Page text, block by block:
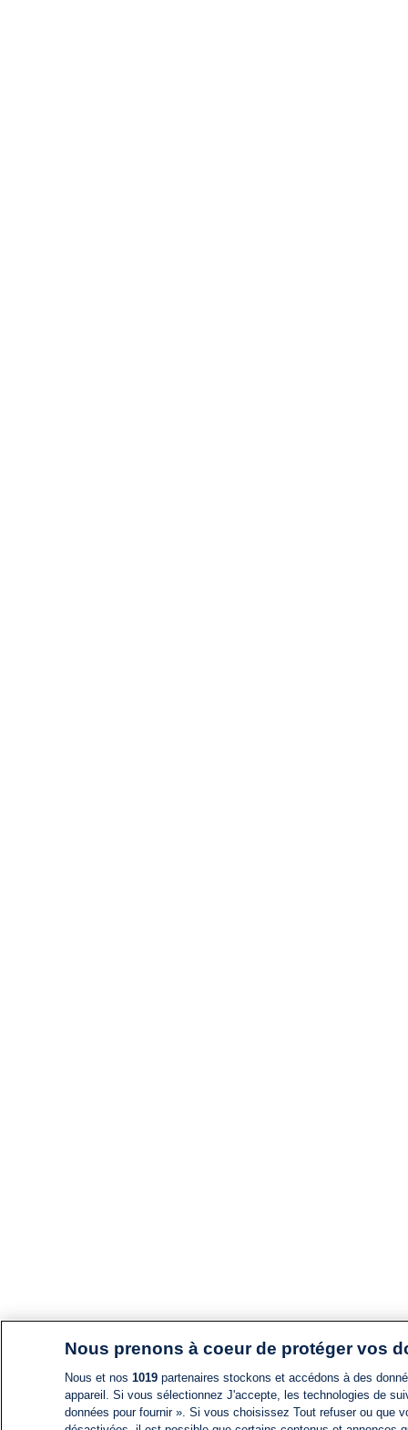
Nous prenons à coeur de protéger vos
Nous et nos 1019partenaires stockons et accédons à des
appareil. Si vous sélectionnez J'accepte, les technologies de
données pour fournir ». Si vous choisissez Tout refuser ou